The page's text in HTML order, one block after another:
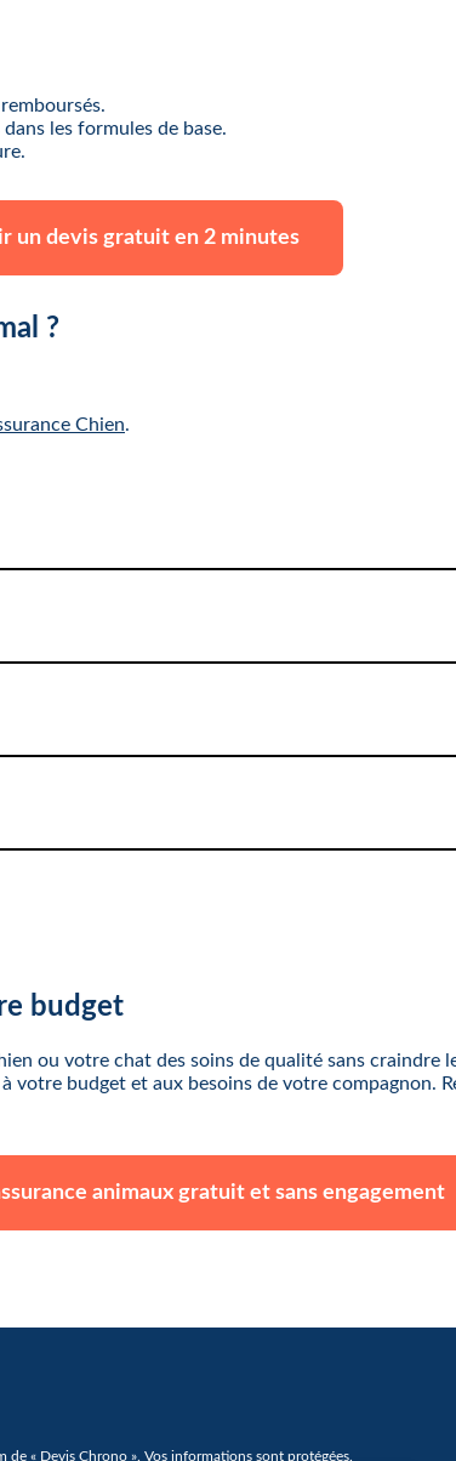
les formules de base.
un devis gratuit en 2 minutes
?
Chien.
budget
ou votre chat des soins de qualité sans craindre
budget et aux besoins de votre compagnon.
animaux gratuit et sans engagement
« Devis Chrono ». Vos informations sont protégées.